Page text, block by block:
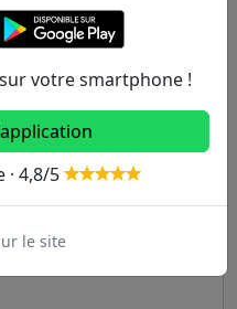
12 13
D E
votre smartphone !
4,8/5
le site